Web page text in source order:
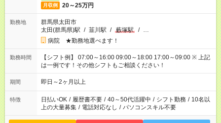
月収例 20～25万円
勤務地
群馬県太田市
太田(群馬県)駅 / 韮川駅 / 藪塚駅 / …
病院 ★勤務地選べます！
勤務時間
【シフト例】 07:00～16:00 09:00～18:00 17:00～09:00 ※ 上記
は一例です！その他シフトもご相談ください！
期間 即日～2ヶ月以上
特徴 日払いOK / 履歴書不要 / 40～50代活躍中 / シフト勤務 / 10名以
上の大量募集 / 電話対応なし / パソコンスキル不要